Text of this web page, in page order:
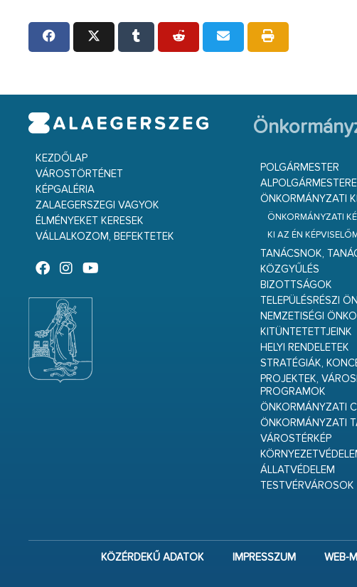
KEZDŐLAP
VÁROSTÖRTÉNET
KÉPGALÉRIA
ZALAEGERSZEGI VAGYOK
ÉLMÉNYEKET KERESEK
VÁLLALKOZOM, BEFEKTETEK
POLGÁRMESTER
ÖNKORMÁNYZATI
ÖNKORMÁNYZATI
KI AZ ÉN
TANÁCSNOK,
KÖZGYŰLÉS
BIZOTTSÁGOK
TELEPÜLÉSRÉSZI
NEMZETISÉGI
KITÜNTETETTJEINK
HELYI RENDELETEK
STRATÉGIÁK,
PROJEKTEK,
PROGRAMOK
ÖNKORMÁNYZATI
ÖNKORMÁNYZATI
VÁROSTÉRKÉP
ÁLLATVÉDELEM
TESTVÉRVÁROSOK
KÖZÉRDEKŰ ADATOK IMPRESSZUM WEB-